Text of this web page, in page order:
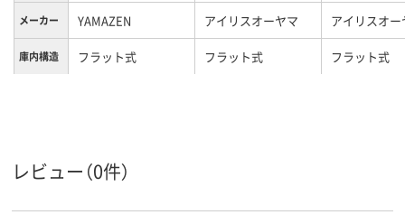
メーカー YAMAZEN アイリスオーヤマ アイリスオー
庫内構造 フラット式 フラット式 フラット式
レビュー（0件）